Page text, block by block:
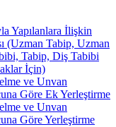
Yapılanlara İlişkin
(Uzman Tabip, Uzman
Tabip, Diş Tabibi
İçin)
ve Unvan
Göre Ek Yerleştirme
ve Unvan
Göre Yerleştirme